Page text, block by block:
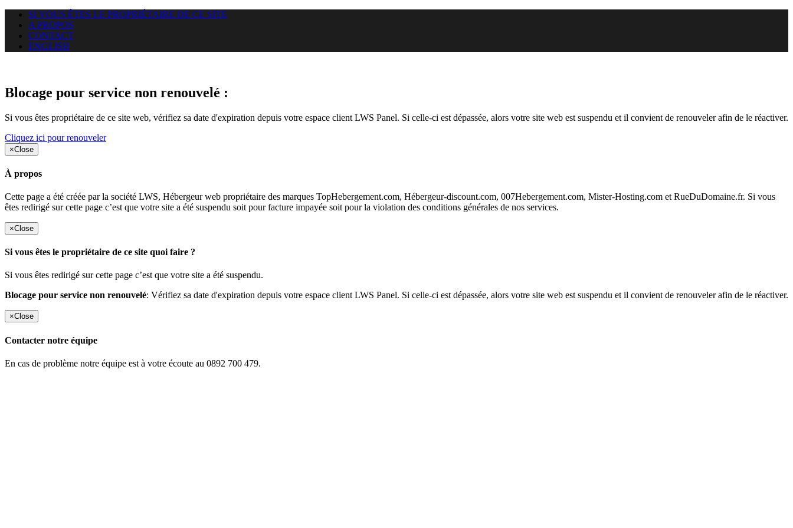
SI VOUS ÊTES LE PROPRIÉTAIRE DE CE SITE
A PROPOS
CONTACT
ENGLISH
Blocage pour service non renouvelé :
Si vous êtes propriétaire de ce site web, vérifiez sa date d'expiration depuis votre espace client LWS Panel. Si celle-ci est dépassée, alors votre site web est suspendu et il convient de renouveler afin de le réactiver.
Cliquez ici pour renouveler
×Close
À propos
Cette page a été créée par la société LWS, Hébergeur web propriétaire des marques TopHebergement.com, Hébergeur-discount.com, 007Hebergement.com, Mister-Hosting.com et RueDuDomaine.fr. Si vous
êtes redirigé sur cette page c’est que votre site a été suspendu soit pour facture impayée soit pour la violation des conditions générales de nos services.
×Close
Si vous êtes le propriétaire de ce site quoi faire ?
Si vous êtes redirigé sur cette page c’est que votre site a été suspendu.
Blocage pour service non renouvelé: Vérifiez sa date d'expiration depuis votre espace client LWS Panel. Si celle-ci est dépassée, alors votre site web est suspendu et il convient de renouveler afin de le réactiver.
×Close
Contacter notre équipe
En cas de problème notre équipe est à votre écoute au 0892 700 479.